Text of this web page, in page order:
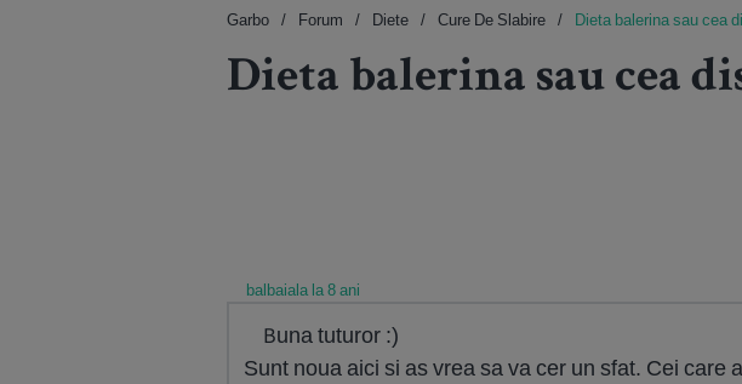
Garbo Forum Diete Cure De Slabire Dieta balerina sau cea
Dieta balerina sau cea
balbaiala la 8 ani
Buna tuturor :)
Sunt noua aici si as vrea sa va cer un sfat. Cei